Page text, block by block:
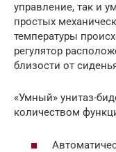
управление, так и
простых
температуры
регулятор
близости от
«Умный» унитаз-
количеством